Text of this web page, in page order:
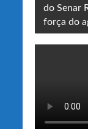
do Senar
força do